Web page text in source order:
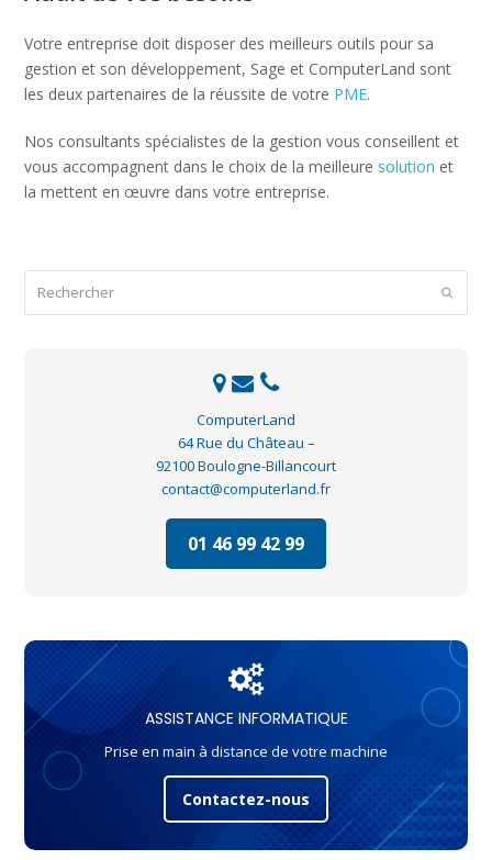
Votre entreprise doit disposer des meilleurs outils pour sa
gestion et son développement, Sage et ComputerLand sont
les deux partenaires de la réussite de votre PME.
Nos consultants spécialistes de la gestion vous conseillent et
vous accompagnent dans le choix de la meilleure solution et
la mettent en œuvre dans votre entreprise.
ComputerLand
64 Rue du Château –
92100 Boulogne-Billancourt
contact@computerland.fr
01 46 99 42 99
ASSISTANCE INFORMATIQUE
Prise en main à distance de votre machine
Contactez-nous